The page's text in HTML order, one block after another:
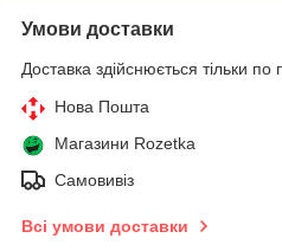
Умови доставки
Доставка здійснюється тільки по
Нова Пошта
Магазини Rozetka
Самовивіз
Всі умови доставки